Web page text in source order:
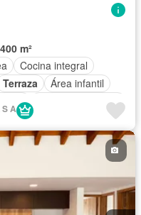
400 m²
Cocina integral
Terraza
Área infantil
Seguridad privada
S A